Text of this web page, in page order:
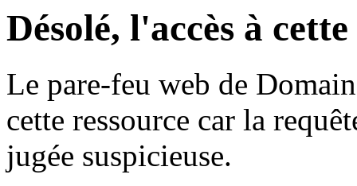
Désolé, l'accès à
Le pare-feu web de
cette ressource car la
jugée suspicieuse.